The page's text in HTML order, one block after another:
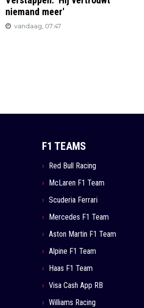
niemand meer'
vandaag, 07:47
F1 TEAMS
Red Bull Racing
McLaren F1 Team
Scuderia Ferrari
Mercedes F1 Team
Aston Martin F1 Team
Alpine F1 Team
Haas F1 Team
Visa Cash App RB
Williams Racing